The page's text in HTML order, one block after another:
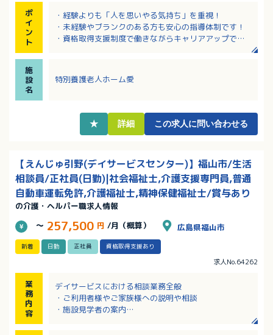
ポ
イ
ン
ト
・経験よりも「人を思いやる気持ち」を重視！
・未経験やブランクのある方も安心の指導体制です！
・資格取得支援制度で働きながらキャリアアップでき
・学校行事や子供の病気等の突発的な休暇等の相談可
能！
・介護関連の資格があれば、資格手当が加算されま
施
設
名
特別養護老人ホーム愛
★ 詳細 この求人に問い合わせる
【えんじゅ引野(デイサービスセンター)】福山市/生活
相談員/正社員(日勤)|社会福祉士,介護支援専門員,普通
自動車運転免許,介護福祉士,精神保健福祉士/賞与あり
の介護・ヘルパー職求人情報
～ 257,500 円 /月（概算） 広島県福山市
新着 日勤 正社員 資格取得支援あり
求人No.64262
業
務
内
容
デイサービスにおける相談業務全般
・ご利用者様やご家族様への説明や相談
・施設見学者の案内